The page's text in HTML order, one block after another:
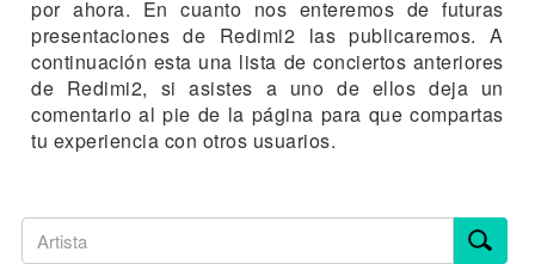
por ahora. En cuanto nos enteremos de futuras
presentaciones de Redimi2 las publicaremos. A
continuación esta una lista de conciertos anteriores
de Redimi2, si asistes a uno de ellos deja un
comentario al pie de la página para que compartas
tu experiencia con otros usuarios.